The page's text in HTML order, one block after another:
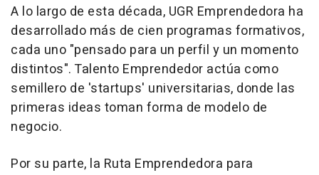
A lo largo de esta década, UGR Emprendedora ha
desarrollado más de cien programas formativos,
cada uno "pensado para un perfil y un momento
distintos". Talento Emprendedor actúa como
semillero de 'startups' universitarias, donde las
primeras ideas toman forma de modelo de
negocio.
Por su parte, la Ruta Emprendedora para